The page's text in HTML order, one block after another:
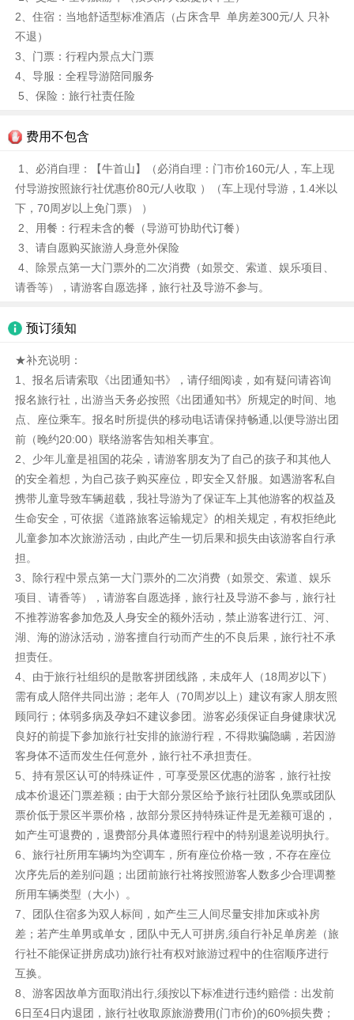
2、住宿：当地舒适型标准酒店（占床含早 单房差300元/人 只补
不退）
3、门票：行程内景点大门票
4、导服：全程导游陪同服务
5、保险：旅行社责任险
费用不包含
1、必消自理：【牛首山】（必消自理：门市价160元/人，车上现
付导游按照旅行社优惠价80元/人收取 ）（车上现付导游，1.4米以
下，70周岁以上免门票） ）
2、用餐：行程未含的餐（导游可协助代订餐）
3、请自愿购买旅游人身意外保险
4、除景点第一大门票外的二次消费（如景交、索道、娱乐项目、
请香等），请游客自愿选择，旅行社及导游不参与。
预订须知
★补充说明：
1、报名后请索取《出团通知书》，请仔细阅读，如有疑问请咨询
报名旅行社，出游当天务必按照《出团通知书》所规定的时间、地
点、座位乘车。报名时所提供的移动电话请保持畅通,以便导游出团
前（晚约20:00）联络游客告知相关事宜。
2、少年儿童是祖国的花朵，请游客朋友为了自己的孩子和其他人
的安全着想，为自己孩子购买座位，即安全又舒服。如遇游客私自
携带儿童导致车辆超载，我社导游为了保证车上其他游客的权益及
生命安全，可依据《道路旅客运输规定》的相关规定，有权拒绝此
儿童参加本次旅游活动，由此产生一切后果和损失由该游客自行承
担。
3、除行程中景点第一大门票外的二次消费（如景交、索道、娱乐
项目、请香等），请游客自愿选择，旅行社及导游不参与，旅行社
不推荐游客参加危及人身安全的额外活动，禁止游客进行江、河、
湖、海的游泳活动，游客擅自行动而产生的不良后果，旅行社不承
担责任。
4、由于旅行社组织的是散客拼团线路，未成年人（18周岁以下）
需有成人陪伴共同出游；老年人（70周岁以上）建议有家人朋友照
顾同行；体弱多病及孕妇不建议参团。游客必须保证自身健康状况
良好的前提下参加旅行社安排的旅游行程，不得欺骗隐瞒，若因游
客身体不适而发生任何意外，旅行社不承担责任。
5、持有景区认可的特殊证件，可享受景区优惠的游客，旅行社按
成本价退还门票差额；由于大部分景区给予旅行社团队免票或团队
票价低于景区半票价格，故部分景区持特殊证件是无差额可退的，
如产生可退费的，退费部分具体遵照行程中的特别退差说明执行。
6、旅行社所用车辆均为空调车，所有座位价格一致，不存在座位
次序先后的差别问题；出团前旅行社将按照游客人数多少合理调整
所用车辆类型（大小）。
7、团队住宿多为双人标间，如产生三人间尽量安排加床或补房
差；若产生单男或单女，团队中无人可拼房,须自行补足单房差（旅
行社不能保证拼房成功)旅行社有权对旅游过程中的住宿顺序进行
互换。
8、游客因故单方面取消出行,须按以下标准进行违约赔偿：出发前
6日至4日内退团，旅行社收取原旅游费用(门市价)的60%损失费；